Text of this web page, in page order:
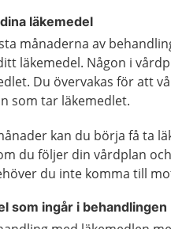
läkemedel
månaderna av
läkemedel. Någon i
Du övervakas för att
som tar läkemedlet.
kan du börja få ta
du följer din vårdplan
du inte komma till
som ingår i behandlingen